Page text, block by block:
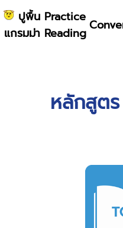
ปูพื้น
แกรมม่า
Practice
Reading
หลักสูตร